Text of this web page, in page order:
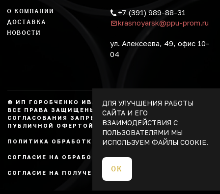
О КОМПАНИИ
ДОСТАВКА
НОВОСТИ
+7 (391) 989-88-31
krasnoyarsk@ppu-prom.ru
ул. Алексеева, 49, офис 10-
04
© ИП ГОРОБЧЕНКО ИВАН АЛЕКСАНДРОВИЧ, 2026.
ВСЕ ПРАВА ЗАЩИЩЕНЫ, КОПИРОВАНИЕ БЕЗ
СОГЛАСОВАНИЯ ЗАПРЕЩЕНО. НЕ ЯВЛЯЕТСЯ
ПУБЛИЧНОЙ ОФЕРТОЙ.
ПОЛИТИКА ОБРАБОТКИ ПЕРСОНАЛЬНЫХ ДАННЫХ
СОГЛАСИЕ НА ОБРАБОТКУ ПЕРСОНАЛЬНЫХ ДАННЫХ
СОГЛАСИЕ НА ПОЛУЧЕНИЕ РЕКЛАМЫ
ДЛЯ УЛУЧШЕНИЯ РАБОТЫ
САЙТА И ЕГО
ВЗАИМОДЕЙСТВИЯ С
ПОЛЬЗОВАТЕЛЯМИ МЫ
ИСПОЛЬЗУЕМ ФАЙЛЫ COOKIE.
ОК